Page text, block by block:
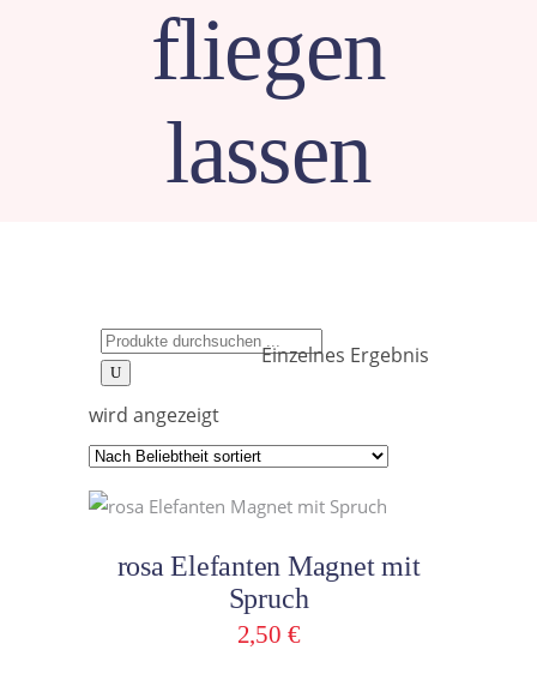
fliegen
lassen
Search
for:
Einzelnes Ergebnis
wird angezeigt
rosa Elefanten Magnet mit
Spruch
2,50 €